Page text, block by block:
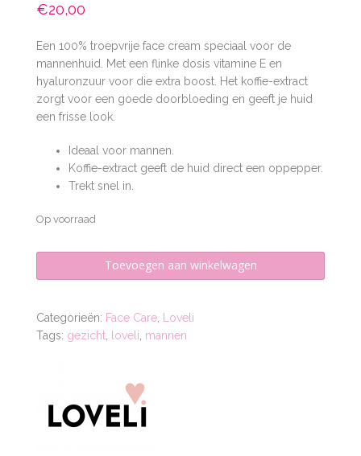
€20,00
Een 100% troepvrije face cream speciaal voor de
mannenhuid. Met een flinke dosis vitamine E en
hyaluronzuur voor die extra boost. Het koffie-extract
zorgt voor een goede doorbloeding en geeft je huid
een frisse look.
Ideaal voor mannen.
Koffie-extract geeft de huid direct een oppepper.
Trekt snel in.
Op voorraad
Cream
aantal
Toevoegen aan winkelwagen
Categorieën: Face Care
Loveli
Tags: gezicht loveli mannen